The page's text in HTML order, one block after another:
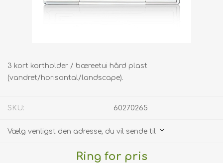
3 kort kortholder / bæreetui hård plast
(vandret/horisontal/landscape).
SKU: 60270265
Vælg venligst den adresse, du vil sende til
Ring for pris